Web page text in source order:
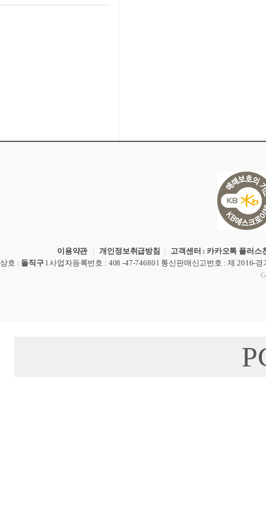
이용약관 |개인정보취급방침 | 고객센터 : 카카오톡 플러스
상호 : 돌직구 l사업자등록번호 : 408 -47-74680 l 통신판매신고번호 : 제 2016-